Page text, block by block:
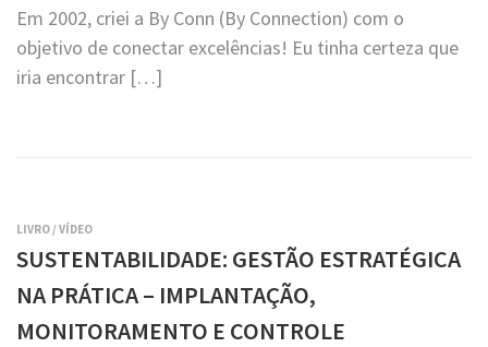
Em 2002, criei a By Conn (By Connection) com o
objetivo de conectar excelências! Eu tinha certeza que
iria encontrar […]
LIVRO/VÍDEO
SUSTENTABILIDADE: GESTÃO ESTRATÉGICA
NA PRÁTICA – IMPLANTAÇÃO,
MONITORAMENTO E CONTROLE